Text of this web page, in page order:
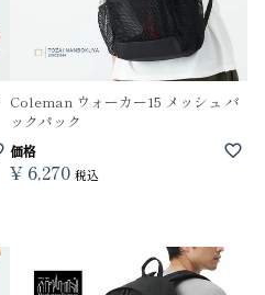
Coleman ウォーカー15 メッシュ バ
ックパック
価格
¥ 6,270 税込